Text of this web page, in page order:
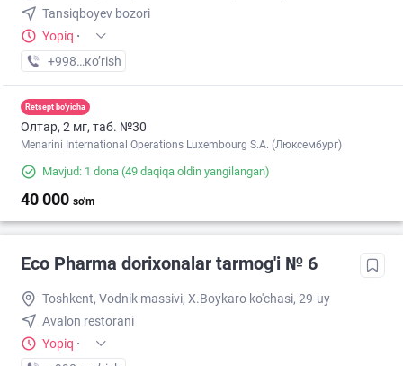
Tansiqboyev bozori
Yopiq ·
+998 (99) XXX-XX-XX
кo’rish
Retsept bo'yicha
Олтар, 2 мг, таб. №30
Menarini International Operations Luxembourg S.A. (Люксембург)
Mavjud: 1 dona (49 daqiqa oldin yangilangan)
40 000 so'm
Eco Pharma dorixonalar tarmog'i № 6
Toshkent, Vodnik massivi, X.Boykaro ko'chasi, 29-uy
Avalon restorani
Yopiq ·